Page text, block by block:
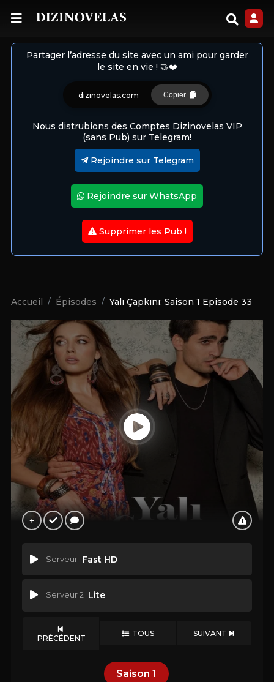
Partager l’adresse du site avec un ami pour garder
le site en vie ! 🤝❤️
dizinovelas.com Copier
Nous distrubions des Comptes Dizinovelas VIP
(sans Pub) sur Telegram!
Rejoindre sur Telegram
Rejoindre sur WhatsApp
Supprimer les Pub !
Accueil Épisodes Yalı Çapkını: Saison 1 Episode 33
Serveur Fast HD
Serveur 2 Lite
PRÉCÉDENT TOUS SUIVANT
Saison 1